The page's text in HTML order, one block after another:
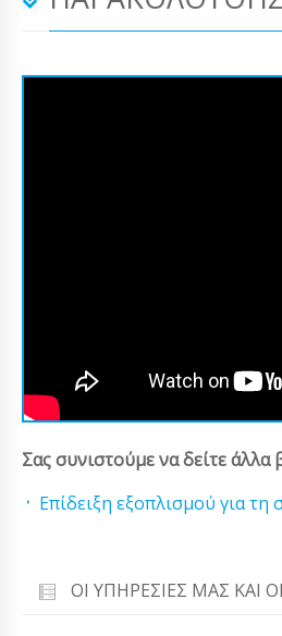
Σας συνιστούμε να δείτε
Επίδειξη εξοπλισμού για
ΟΙ ΥΠΗΡΕΣΊΕΣ ΜΑΣ ΚΑΙ